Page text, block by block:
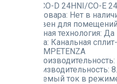
CO-D 24HNI/CO-E
Наличие товара: Нет в
Эффективен для
Инверторная технология: Да
Тип товара: Канальная
COMPETENZA
Холодопроизводительность:
Теплопроизводительность:
Потребляемый ток в